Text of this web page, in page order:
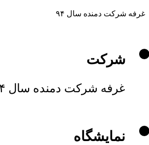
غرفه شرکت دمنده سال ۹۴
شرکت
غرفه شرکت دمنده سال ۹۴
نمایشگاه